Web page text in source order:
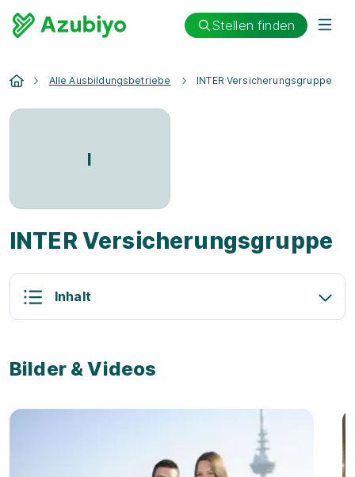
Stellen finden
Alle Ausbildungsbetriebe INTER Versicherungsgruppe
I
INTER Versicherungsgruppe
Inhalt
Bilder & Videos